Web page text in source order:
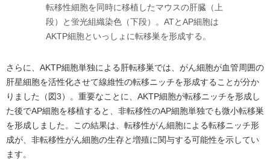
転移性細胞を同時に移植したマウスの肝臓（上
段）と蛍光組織染色（下段）。ATとAP細胞は
AKTP細胞といっしょに転移巣を形成する。
さらに、AKTP細胞単独による肝転移巣では、がん細胞が血管周囲の
肝星細胞を活性化させて線維性の転移ニッチを形成することが分か
りました（図3）。重要なことに、AKTP細胞が転移ニッチを形成し
た後でAP細胞を移植すると、非転移性のAP細胞単独でも微小転移巣
を形成しました。この結果は、転移性がん細胞による転移ニッチ形
成が、非転移性がん細胞の生存と増殖に関与する可能性を示してい
ます。